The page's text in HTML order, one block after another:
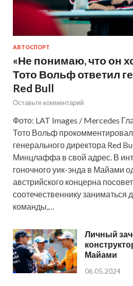
АВТОСПОРТ
«Не понимаю, что он
Тото Вольф ответил
Red Bull
Оставьте комментарий
Фото: LAT Images / Mercedes
Тото Вольф
генерального директора Red
Минцлаффа в свой адрес. В
гоночного уик-энда в Майами
австрийского концерна
соотечественнику заниматься
команды,…
Личный
Майами
06.05.2024